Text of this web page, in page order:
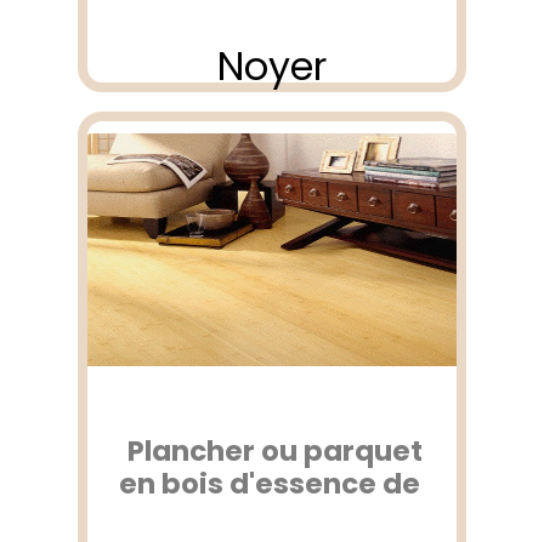
Noyer
Plancher ou parquet
en bois d'essence de